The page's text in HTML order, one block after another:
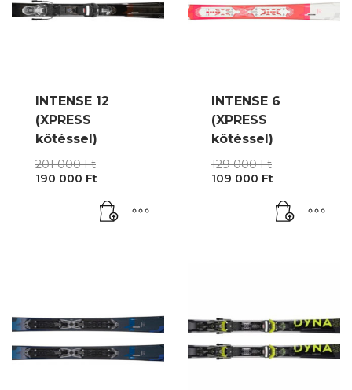
INTENSE 12
(XPRESS
kötéssel)
201 000Ft
201
000 Ft.
190 000 Ft
is:
190
INTENSE 6
(XPRESS
kötéssel)
129 000Ft
129
000 Ft.
109 000 Ft
is:
109